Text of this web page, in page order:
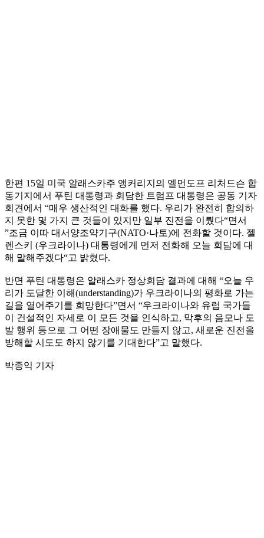
한편 15일 미국 알래스카주 앵커리지의 엘먼도프 리처드슨 합
동기지에서 푸틴 대통령과 회담한 트럼프 대통령은 공동 기자
회견에서 “매우 생산적인 대화를 했다. 우리가 완전히 합의하
지 못한 몇 가지 큰 것들이 있지만 일부 진전을 이뤘다“면서
”조금 이따 대서양조약기구(NATO·나토)에 전화할 것이다. 젤
렌스키 (우크라이나) 대통령에게 먼저 전화해 오늘 회담에 대
해 말해주겠다“고 밝혔다.
반면 푸틴 대통령은 알래스카 정상회담 결과에 대해 “오늘 우
리가 도달한 이해(understanding)가 우크라이나의 평화로 가는
길을 열어주기를 희망한다”면서 “우크라이나와 유럽 국가들
이 건설적인 자세로 이 모든 것을 인식하고, 막후의 음모나 도
발 행위 등으로 그 어떤 장애물도 만들지 않고, 새로운 진전을
방해할 시도도 하지 않기를 기대한다”고 말했다.
박종익 기자